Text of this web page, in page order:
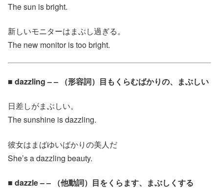
The sun is bright.
新しいモニターはまぶし過ぎる。
The new monitor is too bright.
■ dazzling – – （形容詞）目もくらむばかりの、まぶしい
日差しがまぶしい。
The sunshine is dazzling.
彼女はまばゆいばかりの美人だ
She’s a dazzling beauty.
■ dazzle – – （他動詞）目をくらます、まぶしくする